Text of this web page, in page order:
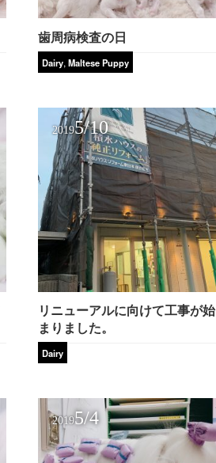
歯周病検査の日
Dairy, Maltese Puppy
20195/10
リニューアルに向けて工事が始
まりました。
Dairy
20195/4